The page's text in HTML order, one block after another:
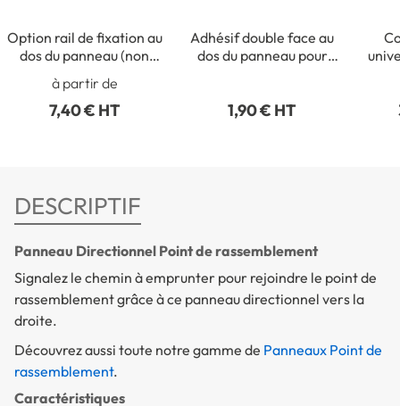
Option rail de fixation au
dos du panneau (non
à partir de
7,40 € HT
Adhésif double face au
dos du panneau pour
1,90 € HT
DESCRIPTIF
Panneau Directionnel Point de rassemblement
Signalez le chemin à emprunter pour rejoindre le point de
rassemblement grâce à ce panneau directionnel vers la
droite.
Découvrez aussi toute notre gamme de Panneaux Point de
rassemblement.
Caractéristiques